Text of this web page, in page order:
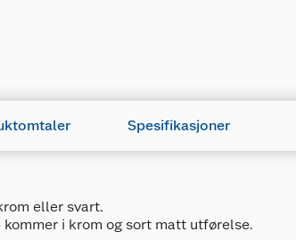
Spesifikasjoner
eller svart.
i krom og sort matt utførelse.